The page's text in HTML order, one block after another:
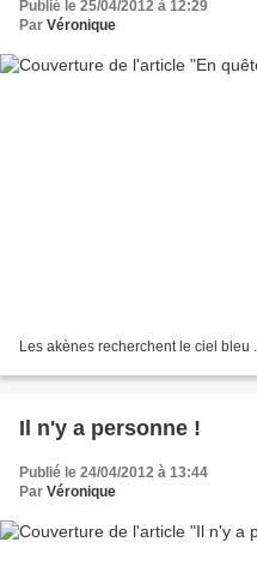
Publié le 25/04/2012 à 12:29
Par Véronique
Les akènes recherchent le ciel bleu ...
Il n'y a personne !
Publié le 24/04/2012 à 13:44
Par Véronique